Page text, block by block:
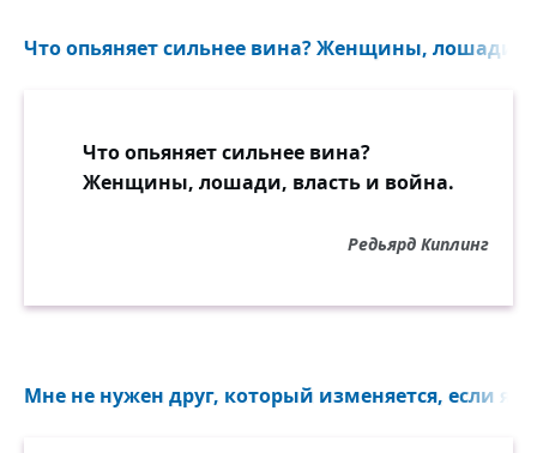
Что опьяняет сильнее вина? Женщины, лошади,
Что опьяняет сильнее вина?
Женщины, лошади, власть и война.
Редьярд Киплинг
Мне не нужен друг, который изменяется, если я